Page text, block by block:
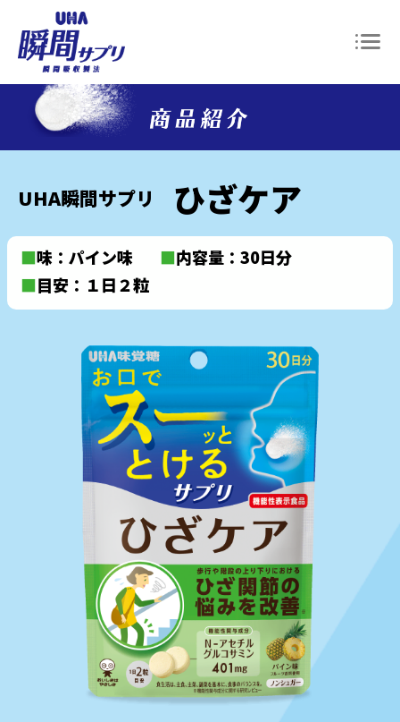
UHA瞬間サプリ ひざケア
■味：パイン味 ■内容量：30日分
■目安：１日２粒